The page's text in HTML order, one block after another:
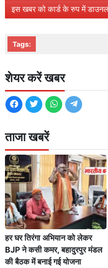
इस खबर को कार्ड के रुप में
Tags:
शेयर करें खबर
ताजा खबरें
हर घर तिरंगा अभियान को लेकर
BJP ने कसी कमर, बहादुरपुर मंडल
की बैठक में बनाई गई योजना